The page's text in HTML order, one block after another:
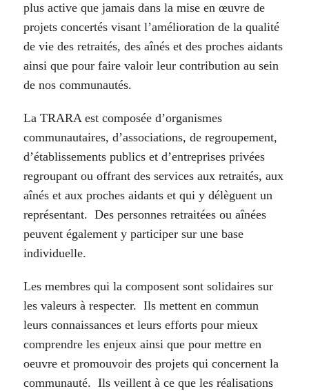
plus active que jamais dans la mise en œuvre de
projets concertés visant l’amélioration de la qualité
de vie des retraités, des aînés et des proches aidants
ainsi que pour faire valoir leur contribution au sein
de nos communautés.
La TRARA est composée d’organismes
communautaires, d’associations, de regroupement,
d’établissements publics et d’entreprises privées
regroupant ou offrant des services aux retraités, aux
aînés et aux proches aidants et qui y délèguent un
représentant. Des personnes retraitées ou aînées
peuvent également y participer sur une base
individuelle.
Les membres qui la composent sont solidaires sur
les valeurs à respecter. Ils mettent en commun
leurs connaissances et leurs efforts pour mieux
comprendre les enjeux ainsi que pour mettre en
oeuvre et promouvoir des projets qui concernent la
communauté. Ils veillent à ce que les réalisations